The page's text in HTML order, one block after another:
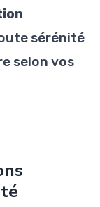
sérénité
selon vos